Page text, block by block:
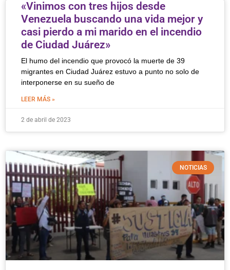
«Vinimos con tres hijos desde
Venezuela buscando una vida mejor y
casi pierdo a mi marido en el incendio
de Ciudad Juárez»
El humo del incendio que provocó la muerte de 39
migrantes en Ciudad Juárez estuvo a punto no solo de
interponerse en su sueño de
LEER MÁS »
2 de abril de 2023
NOTICIAS